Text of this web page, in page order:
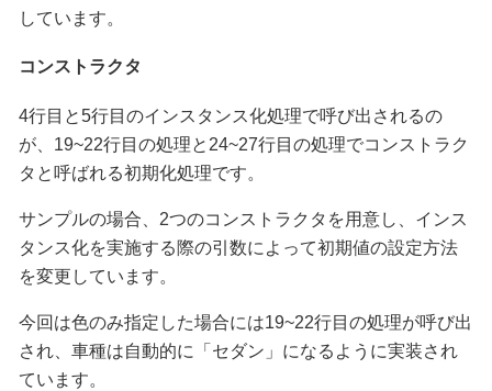
しています。
コンストラクタ
4行目と5行目のインスタンス化処理で呼び出されるの
が、19~22行目の処理と24~27行目の処理でコンストラク
タと呼ばれる初期化処理です。
サンプルの場合、2つのコンストラクタを用意し、インス
タンス化を実施する際の引数によって初期値の設定方法
を変更しています。
今回は色のみ指定した場合には19~22行目の処理が呼び出
され、車種は自動的に「セダン」になるように実装され
ています。